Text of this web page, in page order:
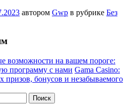
автором Gwp в рубрике Без
возможности на вашем пороге:
программу с нами Gama Casino:
призов, бонусов и незабываемого